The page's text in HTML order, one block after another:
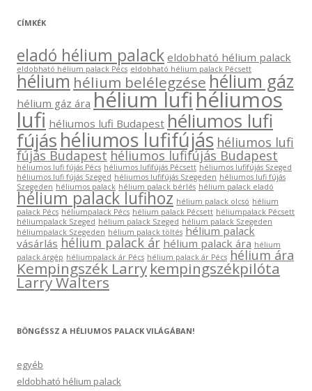
CÍMKÉK
eladó hélium palack eldobható hélium palack
eldobható hélium palack Pécs eldobható hélium palack Pécsett
hélium hélium belélegzése hélium gáz
hélium gáz ára hélium lufihéliumos
lufi héliumos lufi Budapest héliumos lufi
fújáshéliumos lufifújás héliumos lufi
fújás Budapest héliumos lufifújás Budapest
héliumos lufi fújás Pécs héliumos lufifújás Pécsett héliumos lufifújás Szeged
héliumos lufi fújás Szeged héliumos lufifújás Szegeden héliumos lufi fújás
Szegeden héliumos palack hélium palack bérlés hélium palack eladó
hélium palack lufihoz hélium palack olcsó hélium
palack Pécs héliumpalack Pécs hélium palack Pécsett héliumpalack Pécsett
héliumpalack Szeged hélium palack Szeged hélium palack Szegeden
héliumpalack Szegeden hélium palack töltés hélium palack
vásárlás hélium palack ár hélium palack ára hélium
palack árgép héliumpalack ár Pécs hélium palack ár Pécs hélium ára
Kempingszék Larry kempingszékpilóta
Larry Walters
BÖNGÉSSZ A HÉLIUMOS PALACK VILÁGÁBAN!
egyéb
eldobható hélium palack